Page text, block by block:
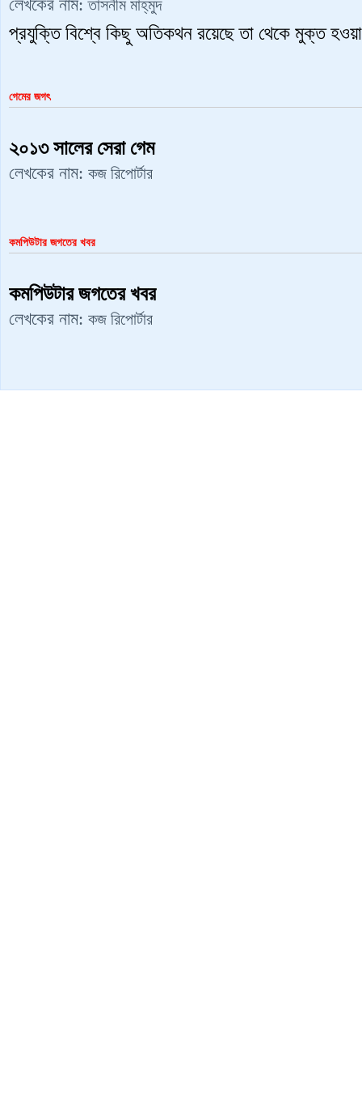
লেখকের নাম:তাসনীম মাহ্‌মুদ
প্রযুক্তি বিশ্বে কিছু অতিকথন রয়েছে তা থেকে মুক্ত হওয়া
গেমের জগৎ
২০১৩ সালের সেরা গেম
লেখকের নাম: কজ রিপোর্টার
কমপিউটার জগতের খবর
কমপিউটার জগতের খবর
লেখকের নাম: কজ রিপোর্টার